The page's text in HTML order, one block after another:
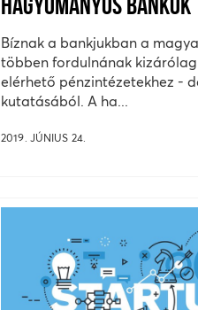
HAGYOMÁNYOS BANKOK
Bíznak a bankjukban a
többen fordulnának
elérhető pénzintézetekhez -
kutatásából. A ha...
2019. JÚNIUS 24.